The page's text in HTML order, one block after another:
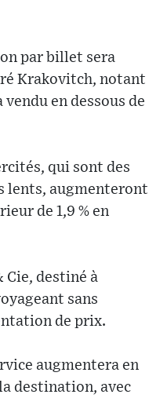
par billet sera
Krakovitch, notant
en dessous de
qui sont des
lents, augmenteront
de 1,9 % en
Cie, destiné à
sans
de prix.
augmentera en
destination, avec